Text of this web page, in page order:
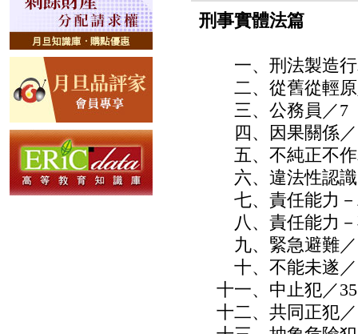
刑事實體法篇
一、刑法製造行
二、從舊從輕原
三、公務員／7
四、因果關係／
五、不純正不作
六、違法性認識
七、責任能力－
八、責任能力－
九、緊急避難／
十、不能未遂／
十一、中止犯／35
十二、共同正犯